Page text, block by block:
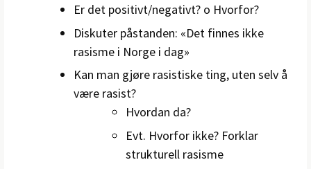
Er det positivt/negativt? o Hvorfor?
Diskuter påstanden: «Det finnes ikke
rasisme i Norge i dag»
Kan man gjøre rasistiske ting, uten selv å
være rasist?
Hvordan da?
Evt. Hvorfor ikke? Forklar
strukturell rasisme